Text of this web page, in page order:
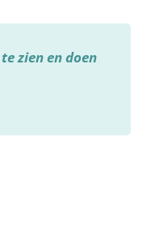
te zien en doen